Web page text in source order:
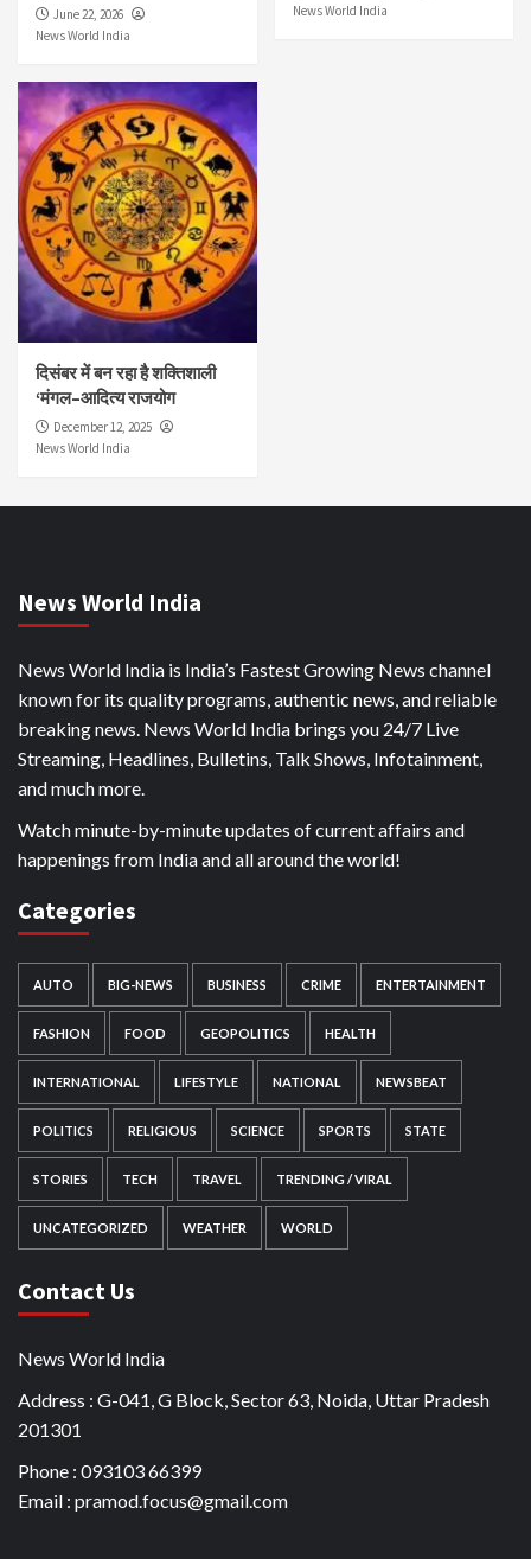
June 22, 2026
News World India
News World India
दिसंबर में बन रहा है शक्तिशाली
‘मंगल–आदित्य राजयोग
December 12, 2025
News World India
News World India
News World India is India’s Fastest Growing News channel
known for its quality programs, authentic news, and reliable
breaking news. News World India brings you 24/7 Live
Streaming, Headlines, Bulletins, Talk Shows, Infotainment,
and much more.
Watch minute-by-minute updates of current affairs and
happenings from India and all around the world!
Categories
AUTO BIG-NEWS BUSINESS CRIME ENTERTAINMENT
FASHION FOOD GEOPOLITICS HEALTH
INTERNATIONAL LIFESTYLE NATIONAL NEWSBEAT
POLITICS RELIGIOUS SCIENCE SPORTS STATE
STORIES TECH TRAVEL TRENDING / VIRAL
UNCATEGORIZED WEATHER WORLD
Contact Us
News World India
Address : G-041, G Block, Sector 63, Noida, Uttar Pradesh
201301
Phone : 093103 66399
Email : pramod.focus@gmail.com